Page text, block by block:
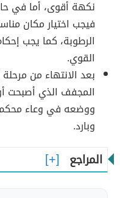
نكهة أقوى، أما في
فيجب اختيار مكان
الرطوبة، كما يجب
القوي.
بعد الانتهاء من
المجفف الذي أصبحت
ووضعه في وعاء
وبارد.
المراجع